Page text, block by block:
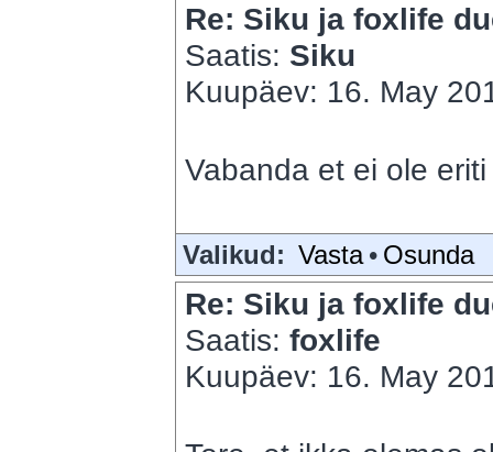
Re: Siku ja foxlife
Saatis: Siku
Kuupäev: 16. May
Vabanda et ei ole
Valikud: Vasta • Osunda
Re: Siku ja foxlife
Saatis: foxlife
Kuupäev: 16. May